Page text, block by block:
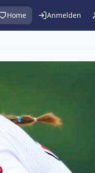
Home Anmelden